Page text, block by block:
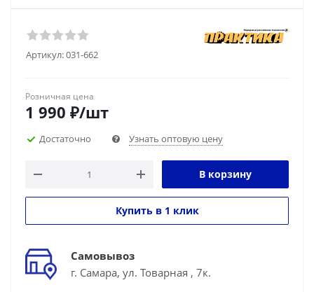
Артикул:031-662
Розничная цена
1 990 ₽/шт
Достаточно Узнать оптовую цену
В корзину
Купить в 1 клик
Самовывоз
г. Самара, ул. Товарная , 7к.